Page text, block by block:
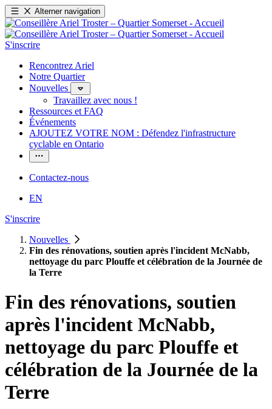
Alterner navigation
S'inscrire
Rencontrez Ariel
Notre Quartier
Nouvelles
Travaillez avec nous !
Ressources et FAQ
Événements
AJOUTEZ VOTRE NOM : Défendez l'infrastructure
cyclable en Ontario
Contactez-nous
EN
S'inscrire
Nouvelles
Fin des rénovations, soutien après l'incident McNabb,
nettoyage du parc Plouffe et célébration de la Journée de
la Terre
Fin des rénovations, soutien
après l'incident McNabb,
nettoyage du parc Plouffe et
célébration de la Journée de la
Terre